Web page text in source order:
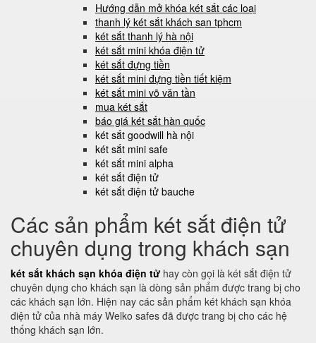
Hướng dẫn mở khóa két sắt các loại
thanh lý két sắt khách sạn tphcm
két sắt thanh lý hà nội
két sắt mini khóa điện tử
két sắt đựng tiền
két sắt mini đựng tiền tiết kiệm
két sắt mini võ văn tần
mua két sắt
báo giá két sắt hàn quốc
két sắt goodwill hà nội
két sắt mini safe
két sắt mini alpha
két sắt điện tử
két sắt điện tử bauche
Các sản phẩm két sắt điện tử
chuyên dụng trong khách sạn
két sắt khách sạn khóa điện tử hay còn gọi là két sắt điện tử
chuyên dụng cho khách sạn là dòng sản phẩm được trang bị cho
các khách sạn lớn. Hiện nay các sản phẩm két khách sạn khóa
điện tử của nhà máy Welko safes đã được trang bị cho các hệ
thống khách sạn lớn.